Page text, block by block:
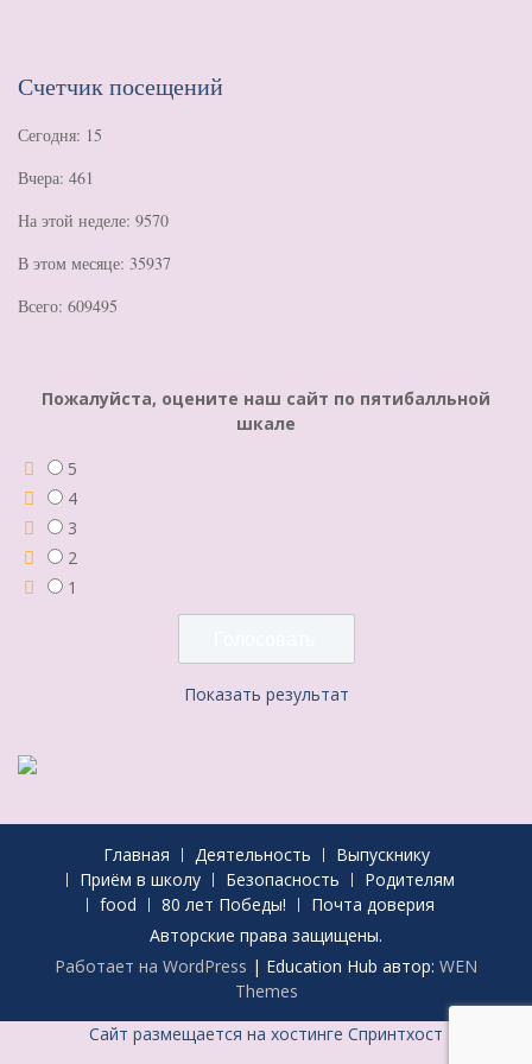
Счетчик посещений
Сегодня: 15
Вчера: 461
На этой неделе: 9570
В этом месяце: 35937
Всего: 609495
Пожалуйста, оцените наш сайт по пятибалльной
шкале
5
4
3
2
1
Показать результат
Главная Деятельность
Выпускнику
Приём в школу
Безопасность
Родителям
food
80 лет Победы!
Почта доверия
Авторские права защищены.
Работает на WordPress | Education Hub автор: WEN
Themes
Сайт размещается на хостинге Спринтхост